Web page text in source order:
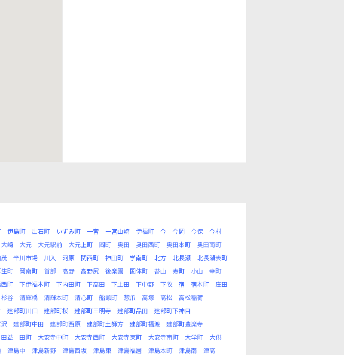
伊島町 出石町 いずみ町 一宮 一宮山崎 伊福町 今 今岡 今保
今村
大崎 大元 大元駅前 大元上町 岡町 奥田 奥田西町 奥田本町
奥田南町
辛川市場 川入 河原 関西町 神田町 学南町 北方 北長瀬
北長瀬表町
町 岡南町 首部 高野 高野尻 後楽園 国体町 苔山 寿町 小山
幸町
町 下伊福本町 下内田町 下高田 下土田 下中野 下牧 宿 宿本町
庄田
杉谷 清輝橋 清輝本町 清心町 船頭町 惣爪 高塚 高松
高松稲荷
建部町川口 建部町桜 建部町三明寺 建部町品田
建部町下神目
建部町中田 建部町西原 建部町土師方 建部町福渡
建部町豊楽寺
田益 田町 大安寺中町 大安寺西町 大安寺東町 大安寺南町 大学町
大供
津島中 津島新野 津島西坂 津島東 津島福居 津島本町 津島南
津高